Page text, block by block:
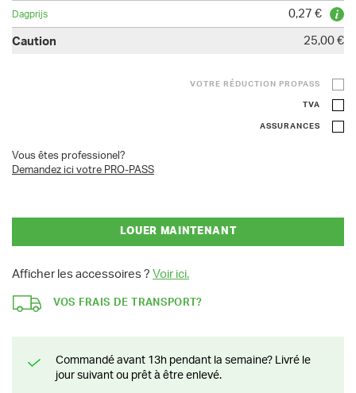
0,27 €
25,00 €
VOTRE RÉDUCTION PROPASS
TVA
ASSURANCES
Vous êtes professionel?
Demandez ici votre PRO-PASS
LOUER MAINTENANT
Afficher les accessoires ? Voir ici.
VOS FRAIS DE TRANSPORT?
Commandé avant 13h pendant la semaine? Livré le
jour suivant ou prêt à être enlevé.